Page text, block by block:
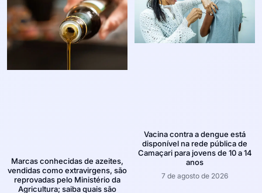
Marcas conhecidas de azeites,
vendidas como extravirgens, são
reprovadas pelo Ministério da
Agricultura; saiba quais são
Vacina contra a dengue está
disponível na rede pública de
Camaçari para jovens de 10 a 14
anos
7 de agosto de 2026